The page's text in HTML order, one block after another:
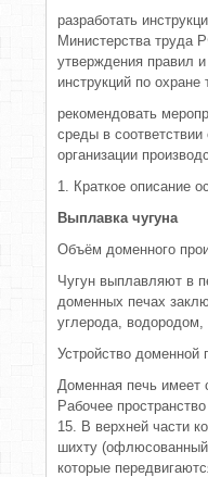
разработать
Министерства труда
утверждения правил
инструкций по охране
рекомендовать
среды в
организации
1. Краткое описание
Выплавка чугуна
Объём доменного
Чугун выплавляют в
доменных печах
углерода,
Устройство доменной
Доменная печь имеет
Рабочее
15. В верхней части
шихту
которые